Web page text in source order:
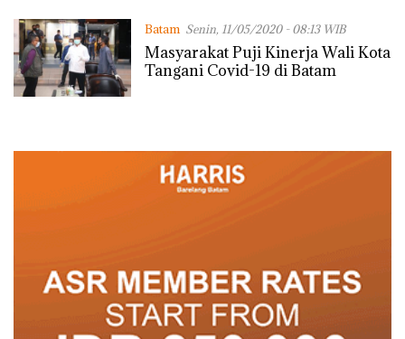
Batam Senin, 11/05/2020 - 08:13 WIB
Masyarakat Puji Kinerja Wali Kota
Tangani Covid-19 di Batam